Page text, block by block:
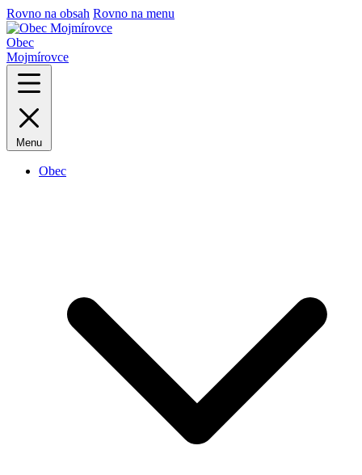
Rovno na obsah Rovno na menu
Obec
Mojmírovce
Menu
Obec